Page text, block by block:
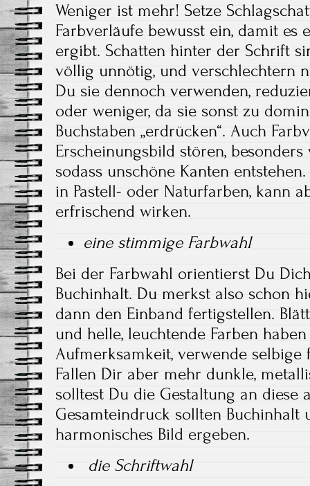
Weniger ist mehr! Setze
Farbverläufe bewusst ein, damit es
ergibt. Schatten hinter der Schrift
völlig unnötig, und verschlechtern
Du sie dennoch verwenden,
oder weniger, da sie sonst zu
Buchstaben „erdrücken“. Auch
Erscheinungsbild stören,
sodass unschöne Kanten
in Pastell- oder Naturfarben, kann
erfrischend wirken.
eine stimmige Farbwahl
Bei der Farbwahl orientierst Du
Buchinhalt. Du merkst also schon
dann den Einband fertigstellen.
und helle, leuchtende Farben
Aufmerksamkeit, verwende
Fallen Dir aber mehr dunkle,
solltest Du die Gestaltung an diese
Gesamteindruck sollten Buchinhalt
harmonisches Bild ergeben.
die Schriftwahl